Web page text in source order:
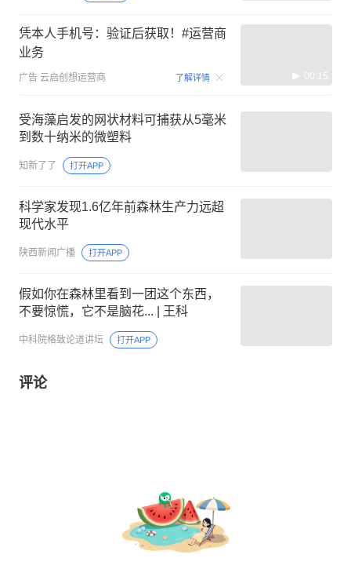
凭本人手机号：验证后获取！#运营商
业务
广告 云启创想运营商 了解详情 00:15
受海藻启发的网状材料可捕获从5毫米
到数十纳米的微塑料
知新了了 打开APP
科学家发现1.6亿年前森林生产力远超
现代水平
陕西新闻广播 打开APP
假如你在森林里看到一团这个东西，
不要惊慌，它不是脑花... | 王科
中科院格致论道讲坛 打开APP
评论